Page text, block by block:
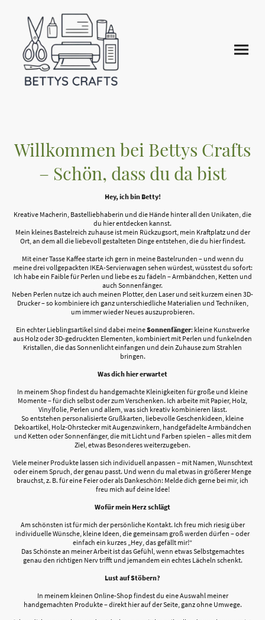
Willkommen bei Bettys Crafts
– Schön, dass du da bist
Hey, ich bin Betty!
Kreative Macherin, Bastelliebhaberin und die Hände hinter all den Unikaten, die
du hier entdecken kannst.
Mein kleines Bastelreich zuhause ist mein Rückzugsort, mein Kraftplatz und der
Ort, an dem all die liebevoll gestalteten Dinge entstehen, die du hier findest.
Mit einer Tasse Kaffee starte ich gern in meine Bastelrunden – und wenn du
meine drei vollgepackten IKEA-Servierwagen sehen würdest, wüsstest du sofort:
Ich habe ein Faible für Perlen und liebe es zu fädeln – Armbändchen, Ketten und
auch Sonnenfänger.
Neben Perlen nutze ich auch meinen Plotter, den Laser und seit kurzem einen 3D-
Drucker – so kombiniere ich ganz unterschiedliche Materialien und Techniken,
um immer wieder Neues auszuprobieren.
Ein echter Lieblingsartikel sind dabei meineSonnenfänger: kleine Kunstwerke
aus Holz oder 3D-gedruckten Elementen, kombiniert mit Perlen und funkelnden
Kristallen, die das Sonnenlicht einfangen und dein Zuhause zum Strahlen
bringen.
Was dich hier erwartet
In meinem Shop findest du handgemachte Kleinigkeiten für große und kleine
Momente – für dich selbst oder zum Verschenken. Ich arbeite mit Papier, Holz,
Vinylfolie, Perlen und allem, was sich kreativ kombinieren lässt.
So entstehen personalisierte Grußkarten, liebevolle Geschenkideen, kleine
Dekoartikel, Holz-Ohrstecker mit Augenzwinkern, handgefädelte Armbändchen
und Ketten oder Sonnenfänger, die mit Licht und Farben spielen – alles mit dem
Ziel, etwas Besonderes weiterzugeben.
Viele meiner Produkte lassen sich individuell anpassen – mit Namen, Wunschtext
oder einem Spruch, der genau passt. Und wenn du mal etwas in größerer Menge
brauchst, z. B. für eine Feier oder als Dankeschön: Melde dich gerne bei mir, ich
freu mich auf deine Idee!
Wofür mein Herz schlägt
Am schönsten ist für mich der persönliche Kontakt. Ich freu mich riesig über
individuelle Wünsche, kleine Ideen, die gemeinsam groß werden dürfen – oder
einfach ein kurzes „Hey, das gefällt mir!“
Das Schönste an meiner Arbeit ist das Gefühl, wenn etwas Selbstgemachtes
genau den richtigen Nerv trifft und jemandem ein echtes Lächeln schenkt.
Lust auf Stöbern?
In meinem kleinen Online-Shop findest du eine Auswahl meiner
handgemachten Produkte – direkt hier auf der Seite, ganz ohne Umwege.